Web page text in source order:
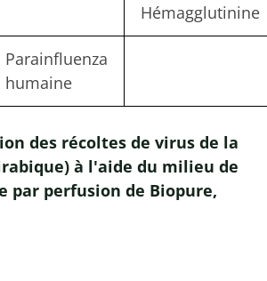
Hémagglutinine
Parainfluenza
humaine
des récoltes de virus de la
à l'aide du milieu de
par perfusion de Biopure,